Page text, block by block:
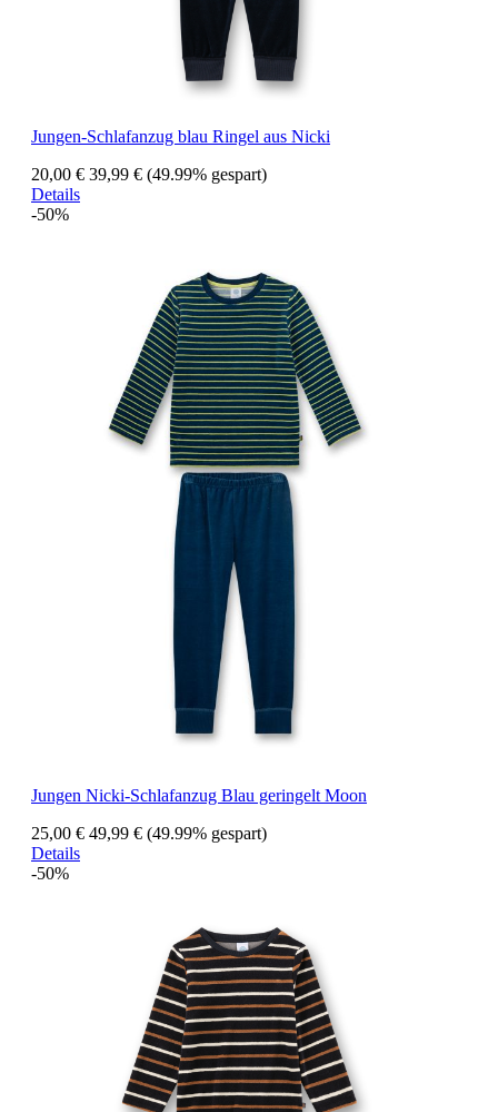
Jungen-Schlafanzug blau Ringel aus Nicki
20,00 € 39,99 € (49.99% gespart)
Details
-50%
Jungen Nicki-Schlafanzug Blau geringelt Moon
25,00 € 49,99 € (49.99% gespart)
Details
-50%